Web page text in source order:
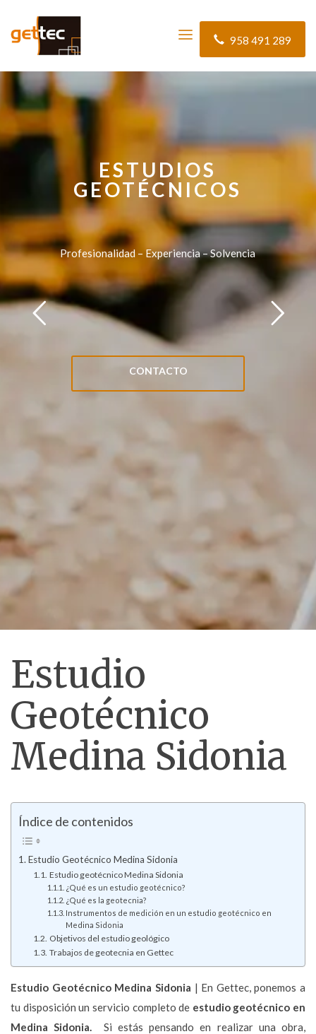
958 491 289
ESTUDIOS
GEOTÉCNICOS
Profesionalidad – Experiencia – Solvencia
CONTACTO
Estudio
Geotécnico
Medina Sidonia
Índice de contenidos
Estudio Geotécnico Medina Sidonia
Estudio geotécnico Medina Sidonia
¿Qué es un estudio geotécnico?
¿Qué es la geotecnia?
Instrumentos de medición en un estudio geotécnico en
Medina Sidonia
Objetivos del estudio geológico
Trabajos de geotecnia en Gettec
Estudio Geotécnico Medina Sidonia | En Gettec, ponemos a
tu disposición un servicio completo de estudio geotécnico en
Medina Sidonia. Si estás pensando en realizar una obra,